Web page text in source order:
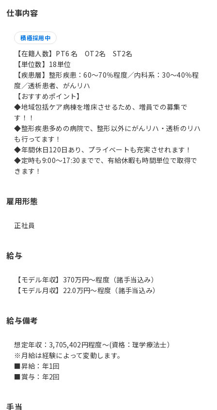
仕事内容
積極採用中
【在籍人数】PT6 名 OT2名 ST2名
【単位数】18単位
【疾患層】整形疾患：60～70％程度／内科系：30～40％程
度／透析患者、がんリハ
【おすすめポイント】
◆地域包括ケア病棟を増床させるため、増員での募集で
す！！
◆整形疾患多めの病院で、整形以外にがんリハ・透析のリハ
も行ってます！
◆年間休日120日あり、プライベートも充実させれます！
◆定時も9:00～17:30までで、有給休暇も時間単位で取得で
きます！
雇用形態
正社員
給与
【モデル年収】370万円〜程度（諸手当込み）
【モデル月収】22.0万円〜程度（諸手当込み）
給与備考
想定年収：3,705,402円程度～(資格：理学療法士）
※月給は経験によって変動します。
■昇給：年1回
■賞与：年2回
手当